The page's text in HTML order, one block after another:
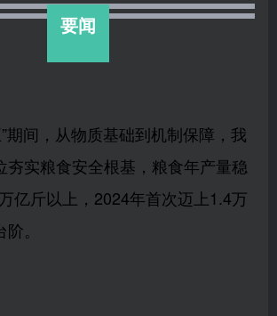
要闻
期间，从物质基础到机制保障，我
夯实粮食安全根基，粮食年产量稳
亿斤以上，2024年首次迈上1.4万
。